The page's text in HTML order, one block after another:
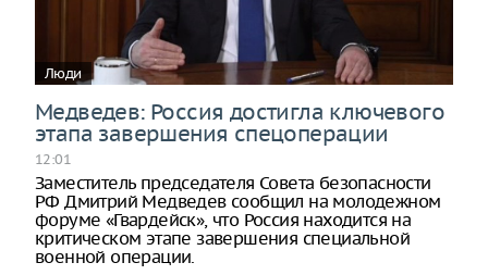
Люди
Медведев: Россия достигла ключевого
этапа завершения спецоперации
12:01
Заместитель председателя Совета безопасности
РФ Дмитрий Медведев сообщил на молодежном
форуме «Гвардейск», что Россия находится на
критическом этапе завершения специальной
военной операции.